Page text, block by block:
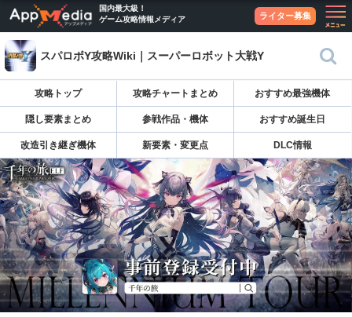
国内最大級！
ゲーム攻略情報メディア
ライター募集
スパロボY攻略Wiki｜スーパーロボット大戦Y
攻略トップ 攻略チャートまとめ おすすめ最強機体
隠し要素まとめ 参戦作品・機体 おすすめ誕生日
改造引き継ぎ機体 新要素・変更点 DLC情報